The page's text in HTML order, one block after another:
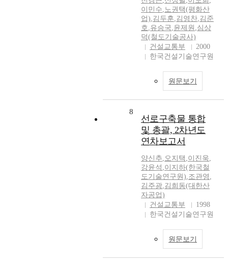
이민수,노권택(평화산
업),김두훈,김영찬,김준
호,유승국,윤제원 ,심상
덕(철도기술공사)
건설교통부
2000
한국건설기술연구원
원문보기
8
선로구축물 통합
및 총괄, 2차년도
연차보고서
양신추,오지택 ,이진욱,
강윤석 ,이지하(한국철
도기술연구원),조관영 ,
김주광,김희동(대한산
자공업)
건설교통부
1998
한국건설기술연구원
원문보기